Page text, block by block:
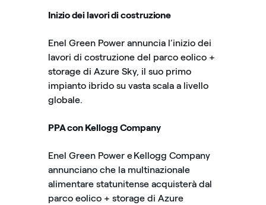
Inizio dei lavori di costruzione
Enel Green Power annuncia l’inizio dei
lavori di costruzione del parco eolico +
storage di Azure Sky, il suo primo
impianto ibrido su vasta scala a livello
globale.
PPA con Kellogg Company
Enel Green Power e Kellogg Company
annunciano che la multinazionale
alimentare statunitense acquisterà dal
parco eolico + storage di Azure